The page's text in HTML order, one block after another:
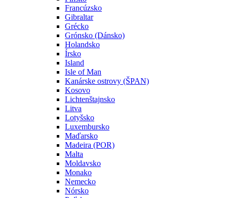
Francúzsko
Gibraltar
Grécko
Grónsko (Dánsko)
Holandsko
Írsko
Island
Isle of Man
Kanárske ostrovy (ŠPAN)
Kosovo
Lichtenštajnsko
Litva
Lotyšsko
Luxembursko
Maďarsko
Madeira (POR)
Malta
Moldavsko
Monako
Nemecko
Nórsko